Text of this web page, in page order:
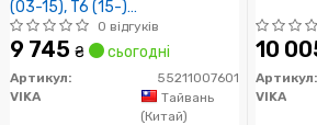
(03-15), T6 (15-)
(55211007601) vika
0 відгуків
9 745 ₴ сьогодні
Артикул:
55211007601
VIKA
Тайвань
(Китай)
10
Артикул:
VIKA